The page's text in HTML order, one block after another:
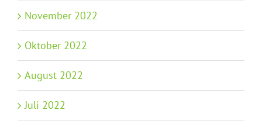
November 2022
Oktober 2022
August 2022
Juli 2022